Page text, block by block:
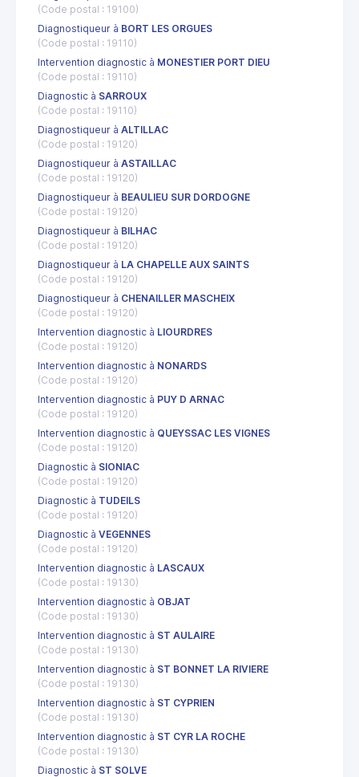
(Code postal : 19100)
Diagnostiqueur à BORT LES ORGUES
(Code postal : 19110)
Intervention diagnostic à MONESTIER PORT DIEU
(Code postal : 19110)
Diagnostic à SARROUX
(Code postal : 19110)
Diagnostiqueur à ALTILLAC
(Code postal : 19120)
Diagnostiqueur à ASTAILLAC
(Code postal : 19120)
Diagnostiqueur à BEAULIEU SUR DORDOGNE
(Code postal : 19120)
Diagnostiqueur à BILHAC
(Code postal : 19120)
Diagnostiqueur à LA CHAPELLE AUX SAINTS
(Code postal : 19120)
Diagnostiqueur à CHENAILLER MASCHEIX
(Code postal : 19120)
Intervention diagnostic à LIOURDRES
(Code postal : 19120)
Intervention diagnostic à NONARDS
(Code postal : 19120)
Intervention diagnostic à PUY D ARNAC
(Code postal : 19120)
Intervention diagnostic à QUEYSSAC LES VIGNES
(Code postal : 19120)
Diagnostic à SIONIAC
(Code postal : 19120)
Diagnostic à TUDEILS
(Code postal : 19120)
Diagnostic à VEGENNES
(Code postal : 19120)
Intervention diagnostic à LASCAUX
(Code postal : 19130)
Intervention diagnostic à OBJAT
(Code postal : 19130)
Intervention diagnostic à ST AULAIRE
(Code postal : 19130)
Intervention diagnostic à ST BONNET LA RIVIERE
(Code postal : 19130)
Intervention diagnostic à ST CYPRIEN
(Code postal : 19130)
Intervention diagnostic à ST CYR LA ROCHE
(Code postal : 19130)
Diagnostic à ST SOLVE